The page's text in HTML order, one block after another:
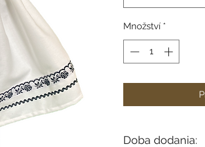
Množství *
Doba dodania: